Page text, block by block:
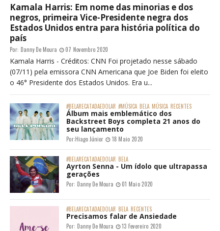
Kamala Harris: Em nome das minorias e dos
negros, primeira Vice-Presidente negra dos
Estados Unidos entra para história política do
país
Por: Danny De Moura 07 Novembro 2020
Kamala Harris - Créditos: CNN Foi projetado nesse sábado
(07/11) pela emissora CNN Americana que Joe Biden foi eleito
o 46° Presidente dos Estados Unidos. Era u...
#BELARECATADAEDOLAR #MÚSICA BELA MÚSICA RECENTES
Álbum mais emblemático dos
Backstreet Boys completa 21 anos do
seu lançamento
Por:Hiago Júnior 18 Maio 2020
#BELARECATADAEDOLAR BELA
Ayrton Senna - Um ídolo que ultrapassa
gerações
Por: Danny De Moura 01 Maio 2020
#BELARECATADAEDOLAR BELA RECENTES
Precisamos falar de Ansiedade
Por: Danny De Moura 13 Fevereiro 2020